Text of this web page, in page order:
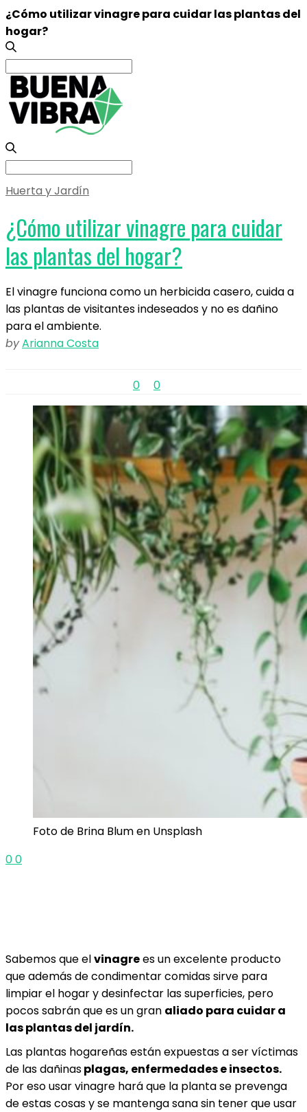
¿Cómo utilizar vinagre para cuidar las plantas del
hogar?
Search
for:
Search
Huerta y Jardín
¿Cómo utilizar vinagre para cuidar
las plantas del hogar?
El vinagre funciona como un herbicida casero, cuida a
las plantas de visitantes indeseados y no es dañino
para el ambiente.
byArianna Costa
0 0
Foto de Brina Blum en Unsplash
00
Sabemos que elvinagrees un excelente producto
que además de condimentar comidas sirve para
limpiar el hogar y desinfectar las superficies, pero
pocos sabrán que es un gran aliado para cuidar a
las plantas del jardín.
Las plantas hogareñas están expuestas a ser víctimas
de las dañinasplagas, enfermedades e insectos.
Por eso usar vinagre hará que la planta se prevenga
de estas cosas y se mantenga sana sin tener que usar